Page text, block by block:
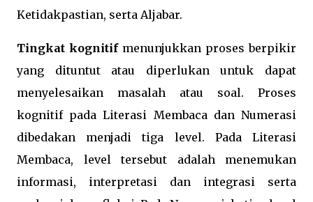
Ketidakpastian, serta Aljabar.
Tingkat kognitifmenunjukkan proses berpikir
yang dituntut atau diperlukan untuk dapat
menyelesaikan masalah atau soal. Proses
kognitif pada Literasi Membaca dan Numerasi
dibedakan menjadi tiga level. Pada Literasi
Membaca, level tersebut adalah menemukan
informasi, interpretasi dan integrasi serta